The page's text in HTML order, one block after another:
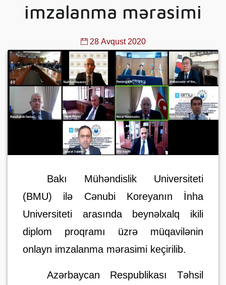
imzalanma mərasimi
28 Avqust 2020
Bakı Mühəndislik Universiteti
(BMU) ilə Cənubi Koreyanın İnha
Universiteti arasında beynəlxalq ikili
diplom proqramı üzrə müqavilənin
onlayn imzalanma mərasimi keçirilib.
Azərbaycan Respublikası Təhsil